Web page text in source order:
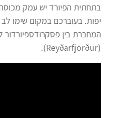
בתחתית הפיורד יש עמק
יפות. בעוברכם במקום שימו
המחברת בין פסקרודספיורדור
(Reyðarfjörður).